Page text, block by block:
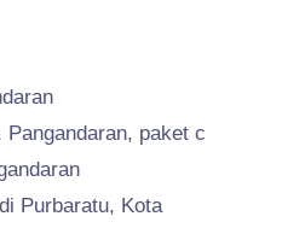
, paket c
Purbaratu, Kota